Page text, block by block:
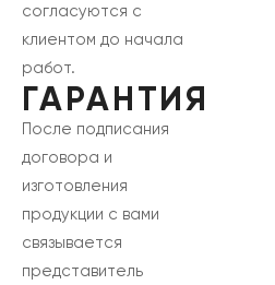
согласуются с
клиентом до начала
работ.
ГАРАНТИЯ
После подписания
договора и
изготовления
продукции с вами
связывается
представитель